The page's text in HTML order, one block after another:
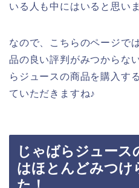
いる人も中にはいると思いま
なので、こちらのページで
品の良い評判がみつからな
らジュースの商品を購入す
ていただきますね♪
じゃばらジュース
はほとんどみつけ